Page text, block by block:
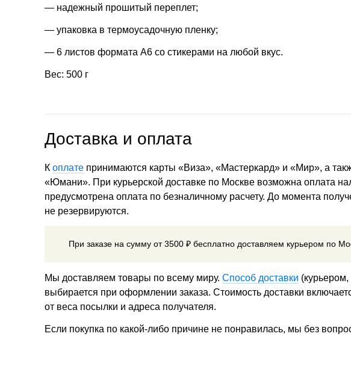
— надежный прошитый переплет;
— упаковка в термоусадочную пленку;
— 6 листов формата А6 со стикерами на любой вкус.
Вес: 500 г
Доставка и оплата
К оплате принимаются карты «Виза», «Мастеркард» и «Мир», а
«Юмани». При курьерской доставке по Москве возможна оплата
предусмотрена оплата по безналичному расчету. До момента
не резервируются.
При заказе на сумму от 3500 ₽ бесплатно доставляем курьером по
Мы доставляем товары по всему миру. Способ доставки
выбирается при оформлении заказа. Стоимость доставки
от веса посылки и адреса получателя.
Если покупка по какой-либо причине не понравилась, мы без